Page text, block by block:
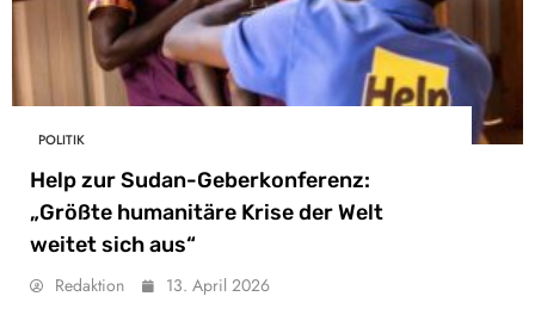
POLITIK
Help zur Sudan-Geberkonferenz:
„Größte humanitäre Krise der Welt
weitet sich aus“
Redaktion 13. April 2026